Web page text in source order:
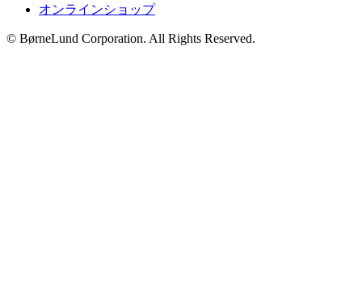
オンラインショップ
© BørneLund Corporation. All Rights Reserved.